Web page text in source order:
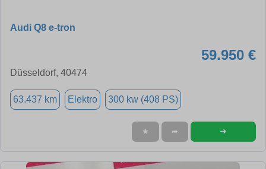
Audi Q8 e-tron
59.950 €
Düsseldorf, 40474
63.437 km Elektro 300 kw (408 PS)
★ ➦ ➜